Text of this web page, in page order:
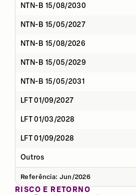
NTN-B 15/08/2030
NTN-B 15/05/2027
NTN-B 15/08/2026
NTN-B 15/05/2029
NTN-B 15/05/2031
LFT 01/09/2027
LFT 01/03/2028
LFT 01/09/2028
Outros
Referência: Jun/2026
RISCO E RETORNO